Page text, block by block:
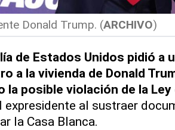
Donald Trump. (ARCHIVO)
de Estados Unidos pidió a
a la vivienda de Donald
la posible violación de la Ley
expresidente al sustraer
la Casa Blanca.